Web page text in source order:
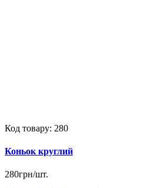
Код товару: 280
Коньок круглий
280грн/шт.